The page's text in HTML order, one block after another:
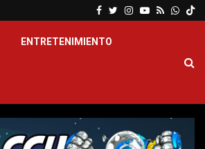
En lugar de ceder
Facebook
Twitter
Instagram
Youtube
Rss
ENTRETENIMIENTO